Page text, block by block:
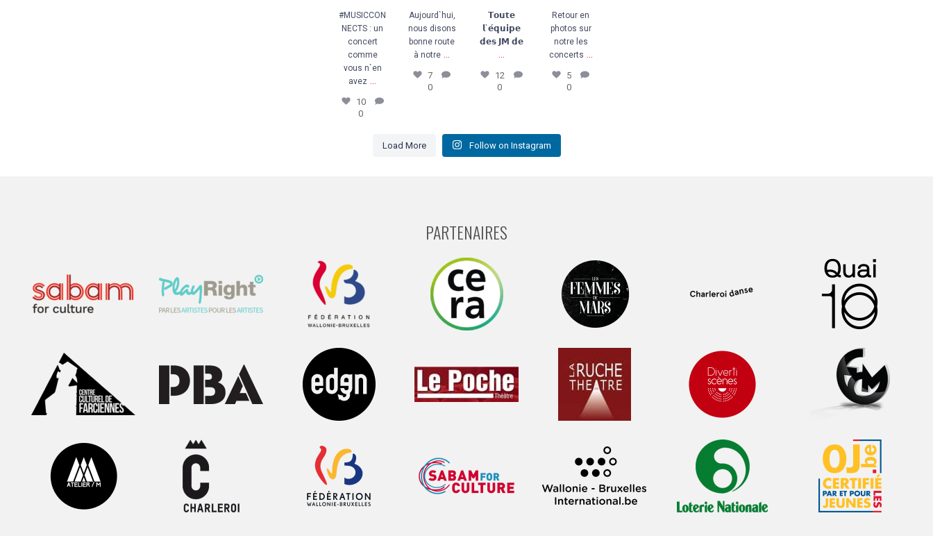
#MUSICCON
NECTS : un
concert
comme
vous n`en
avez ...
10
0
Aujourd`hui,
nous disons
bonne route
à notre ...
7
0
𝗧𝗼𝘂𝘁𝗲
𝗹`𝗲́𝗾𝘂𝗶𝗽𝗲
𝗱𝗲𝘀 𝗝𝗠 𝗱𝗲
...
12
0
Retour en
photos sur
notre les
concerts ...
5
0
Load More Follow on Instagram
PARTENAIRES